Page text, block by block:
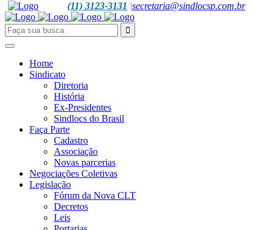
(11) 3123-3131 |secretaria@sindlocsp.com.br
Home
Sindicato
Diretoria
História
Ex-Presidentes
Sindlocs do Brasil
Faça Parte
Cadastro
Associação
Novas parcerias
Negociações Coletivas
Legislação
Fórum da Nova CLT
Decretos
Leis